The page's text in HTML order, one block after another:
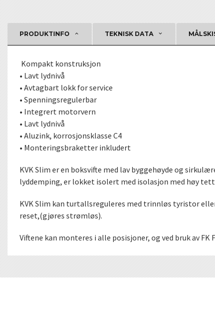
PRODUKTINFO TEKNISK DATA
Kompakt konstruksjon
• Lavt lydnivå
• Avtagbart lokk for service
• Spenningsregulerbar
• Integrert motorvern
• Lavt lydnivå
• Aluzink, korrosjonsklasse C4
• Monteringsbraketter inkludert
KVK Slim er en boksvifte med lav byggehøyde og
lyddemping, er lokket isolert med isolasjon med høy
KVK Slim kan turtallsreguleres med trinnløs tyristor
reset,(gjøres strømløs).
Viftene kan monteres i alle posisjoner, og ved bruk av